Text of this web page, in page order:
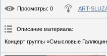
Просмотры: 0 ART-
Описание материала:
Концерт группы «Смысловые